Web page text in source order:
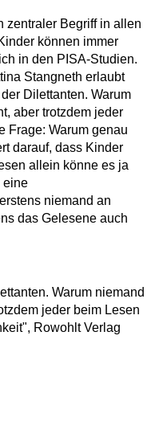
zentraler Begriff in allen
können immer
in den PISA-Studien.
Stangneth erlaubt
Dilettanten. Warum
aber trotzdem jeder
Frage: Warum genau
darauf, dass Kinder
allein könne es ja
eine
niemand an
das Gelesene auch
Warum niemand
jeder beim Lesen
Rowohlt Verlag